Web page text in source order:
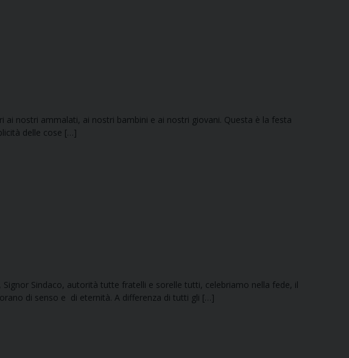
nostri ammalati, ai nostri bambini e ai nostri giovani. Questa è la festa
delle cose […]
Sindaco, autorità tutte fratelli e sorelle tutti, celebriamo nella fede, il
di senso e di eternità. A differenza di tutti gli […]